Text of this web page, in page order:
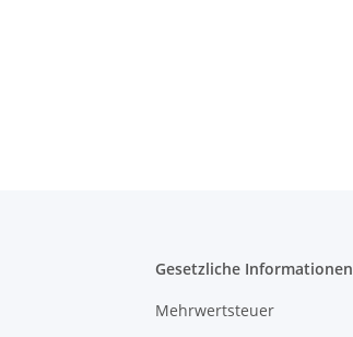
Gesetzliche Informationen
Mehrwertsteuer